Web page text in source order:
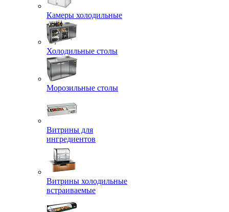
Камеры холодильные
Холодильные столы
Морозильные столы
Витрины для
ингредиентов
Витрины холодильные
встраиваемые